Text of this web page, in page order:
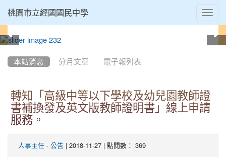
桃園市立經國國民中學
本站消息 分月文章 電子報列表
轉知「高級中等以下學校及幼兒園教師證
書補換發及英文版教師證明書」線上申請
服務。
人事主任 - 公告 | 2018-11-27 | 點閱數： 369